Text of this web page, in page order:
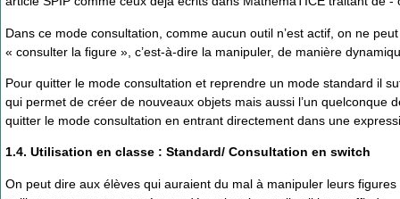
Dans ce mode consultation, comme aucun outil n’est actif, on ne
« consulter la figure », c’est-à-dire la manipuler, de manière
Pour quitter le mode consultation et reprendre un mode standard il
qui permet de créer de nouveaux objets mais aussi l’un
quitter le mode consultation en entrant directement dans une
1.4. Utilisation en classe : Standard/ Consultation en switch
On peut dire aux élèves qui auraient du mal à manipuler leurs